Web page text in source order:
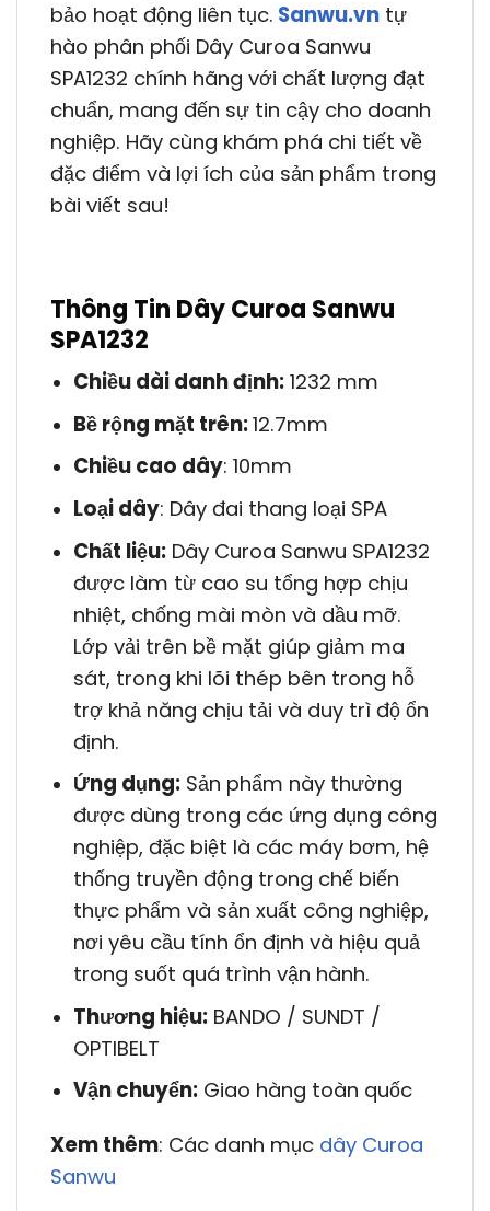
bảo hoạt động liên tục. Sanwu.vn tự
hào phân phối Dây Curoa Sanwu
SPA1232 chính hãng với chất lượng đạt
chuẩn, mang đến sự tin cậy cho doanh
nghiệp. Hãy cùng khám phá chi tiết về
đặc điểm và lợi ích của sản phẩm trong
bài viết sau!
Thông Tin Dây Curoa Sanwu
SPA1232
Chiều dài danh định:1232 mm
Bề rộng mặt trên:12.7mm
Chiều cao dây: 10mm
Loại dây: Dây đai thang loại SPA
Chất liệu:Dây Curoa Sanwu SPA1232
được làm từ cao su tổng hợp chịu
nhiệt, chống mài mòn và dầu mỡ.
Lớp vải trên bề mặt giúp giảm ma
sát, trong khi lõi thép bên trong hỗ
trợ khả năng chịu tải và duy trì độ ổn
định.
Ứng dụng:Sản phẩm này thường
được dùng trong các ứng dụng công
nghiệp, đặc biệt là các máy bơm, hệ
thống truyền động trong chế biến
thực phẩm và sản xuất công nghiệp,
nơi yêu cầu tính ổn định và hiệu quả
trong suốt quá trình vận hành.
Thương hiệu:BANDO / SUNDT /
OPTIBELT
Vận chuyển:Giao hàng toàn quốc
Xem thêm: Các danh mục dây Curoa
Sanwu